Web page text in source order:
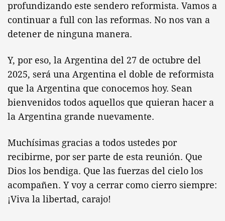
profundizando este sendero reformista. Vamos a
continuar a full con las reformas. No nos van a
detener de ninguna manera.
Y, por eso, la Argentina del 27 de octubre del
2025, será una Argentina el doble de reformista
que la Argentina que conocemos hoy. Sean
bienvenidos todos aquellos que quieran hacer a
la Argentina grande nuevamente.
Muchísimas gracias a todos ustedes por
recibirme, por ser parte de esta reunión. Que
Dios los bendiga. Que las fuerzas del cielo los
acompañen. Y voy a cerrar como cierro siempre:
¡Viva la libertad, carajo!